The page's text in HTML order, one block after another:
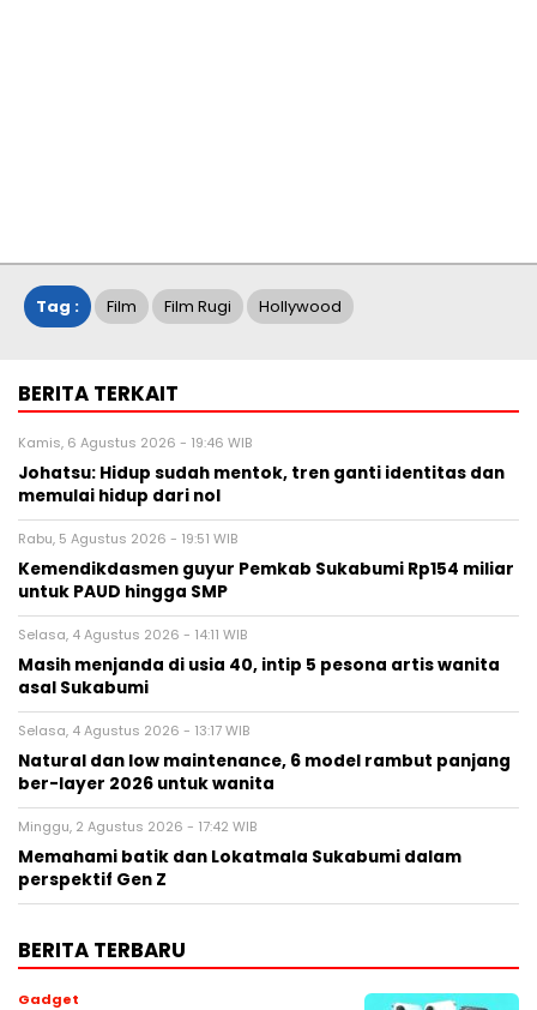
Tag : Film Film Rugi Hollywood
BERITA TERKAIT
Kamis, 6 Agustus 2026 - 19:46 WIB
Johatsu: Hidup sudah mentok, tren ganti identitas dan
memulai hidup dari nol
Rabu, 5 Agustus 2026 - 19:51 WIB
Kemendikdasmen guyur Pemkab Sukabumi Rp154 miliar
untuk PAUD hingga SMP
Selasa, 4 Agustus 2026 - 14:11 WIB
Masih menjanda di usia 40, intip 5 pesona artis wanita
asal Sukabumi
Selasa, 4 Agustus 2026 - 13:17 WIB
Natural dan low maintenance, 6 model rambut panjang
ber-layer 2026 untuk wanita
Minggu, 2 Agustus 2026 - 17:42 WIB
Memahami batik dan Lokatmala Sukabumi dalam
perspektif Gen Z
BERITA TERBARU
Gadget